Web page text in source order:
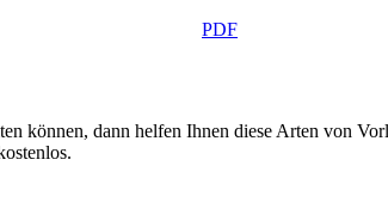
PDF
können, dann helfen Ihnen diese Arten von